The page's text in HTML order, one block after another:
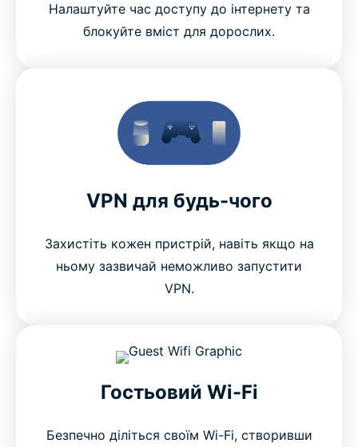
Налаштуйте час доступу до інтернету та
блокуйте вміст для дорослих.
VPN для будь-чого
Захистіть кожен пристрій, навіть якщо на
ньому зазвичай неможливо запустити
VPN.
Гостьовий Wi-Fi
Безпечно діліться своїм Wi-Fi, створивши